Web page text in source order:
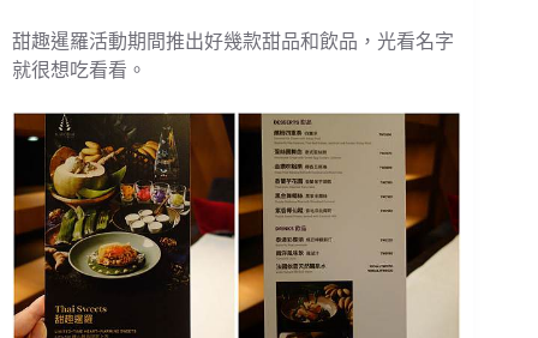
甜趣暹羅活動期間推出好幾款甜品和飲品，光看名字
就很想吃看看。